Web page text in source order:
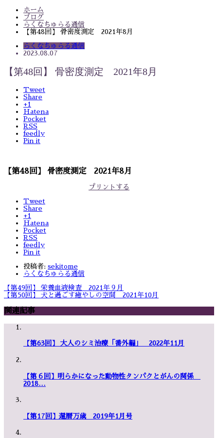
ホーム
ブログ
らくなちゅらる通信
【第48回】 骨密度測定 2021年8月
らくなちゅらる通信
2023.08.07
【第48回】 骨密度測定 2021年8月
Tweet
Share
+1
Hatena
Pocket
RSS
feedly
Pin it
【第48回】 骨密度測定 2021年8月
プリントする
Tweet
Share
+1
Hatena
Pocket
RSS
feedly
Pin it
投稿者: sekitome
らくなちゅらる通信
【第49回】 栄養血液検査 2021年９月
【第50回】 犬と過ごす癒やしの空間 2021年10月
関連記事
【第63回】 大人のシミ治療「番外編」 2022年11月
【第６回】明らかになった動物性タンパクとがんの関係
2018…
【第17回】還暦万歳 2019年1月号